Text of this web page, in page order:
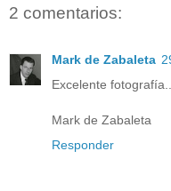
2 comentarios:
Mark de Zabaleta
Excelente
Mark de Zabaleta
Responder